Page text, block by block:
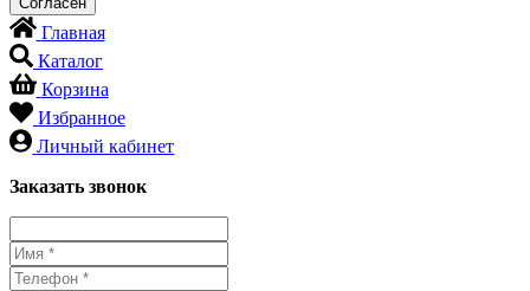
Главная
Каталог
Корзина
Избранное
Личный кабинет
Заказать звонок